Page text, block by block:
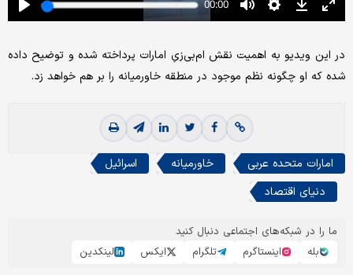
در این ویدیو به اهمیت نقش ام‌بی‌زیِ امارات پرداخته شده و توضیح داده
شده که او چگونه نظم موجود در منطقه خاورمیانه را بر هم خواهد زد.
امارات متحده عربی خاورمیانه
اسرائیل
دنیای اقتصاد
ما را در شبکه‌های اجتماعی دنبال کنید
بله
اینستاگرم تلگرام ایکس لینکدین